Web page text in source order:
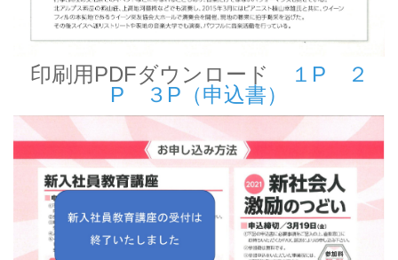
印刷用PDFダウンロード １P
２
P
３P（申込書）